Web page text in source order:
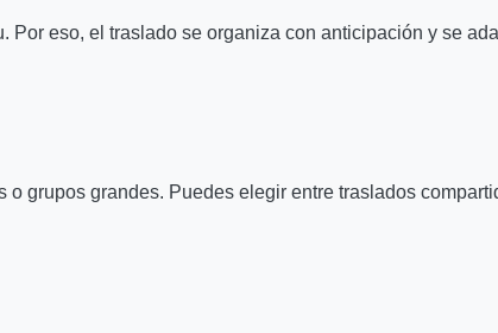
eso, el traslado se organiza con anticipación y se
grupos grandes. Puedes elegir entre traslados